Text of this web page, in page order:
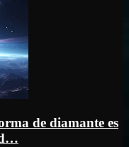
de diamante es